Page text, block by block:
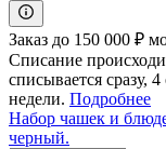
Заказ до 150 000 ₽
Списание
списывается сразу,
недели. Подробнее
Набор чашек и
черный.